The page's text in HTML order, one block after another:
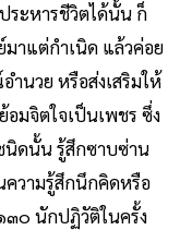
ะหารชีวิตได้นั้น ก็
าแต่กำเนิด แล้วค่อย
ำนวย หรือส่งเสริมให้
มจิตใจเป็นเพชร ซึ่ง
นิดนั้น รู้สึกซาบซ่าน
ความรู้สึกนึกคิดหรือ
๐ นักปฏิวัติในครั้ง